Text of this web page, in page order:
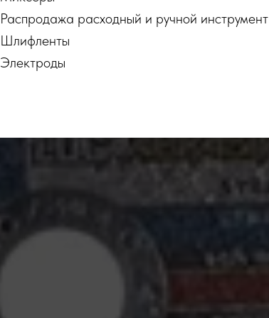
Распродажа расходный и ручной инструмент
Шлифленты
Электроды